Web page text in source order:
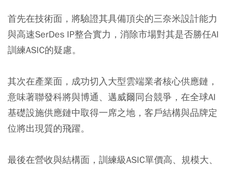
首先在技術面，將驗證其具備頂尖的三奈米設計能力
與高速SerDes IP整合實力，消除市場對其是否勝任AI
訓練ASIC的疑慮。
其次在產業面，成功切入大型雲端業者核心供應鏈，
意味著聯發科將與博通、邁威爾同台競爭，在全球AI
基礎設施供應鏈中取得一席之地，客戶結構與品牌定
位將出現質的飛躍。
最後在營收與結構面，訓練級ASIC單價高、規模大、